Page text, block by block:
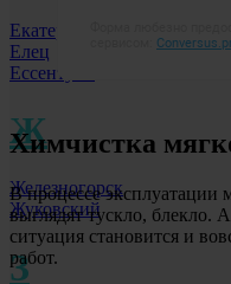
Екатеринбург
Елец
Ессентуки
Ж
Железногорск
Жуковский
З
Химчистка
В процессе эксплуатации
выглядят тускло, блекло.
ситуация становится и
работ.